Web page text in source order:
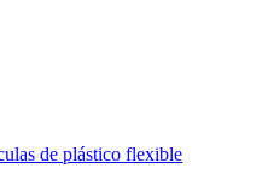
de plástico flexible